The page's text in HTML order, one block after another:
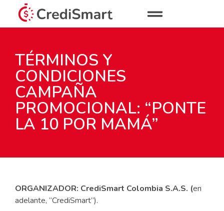
TÉRMINOS Y
CONDICIONES
CAMPAÑA
PROMOCIONAL: “PONTE
LA 10 POR MAMÁ”
ORGANIZADOR: CrediSmart Colombia S.A.S. (en
adelante, “CrediSmart”).